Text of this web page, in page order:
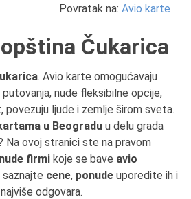
Povratak na: Avio karte
Čukarica
. Avio karte omogućavaju
nude fleksibilne opcije,
ljude i zemlje širom sveta.
u Beogradu u delu grada
Na ovoj stranici ste na pravom
firmi koje se bave avio
saznajte cene, ponude uporedite ih i
odgovara.